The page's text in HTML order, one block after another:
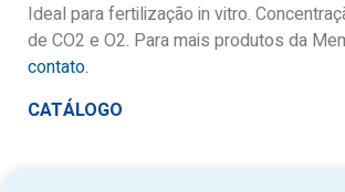
Ideal para fertilização in vitro.
de CO2 e O2. Para mais produtos da
contato.
CATÁLOGO